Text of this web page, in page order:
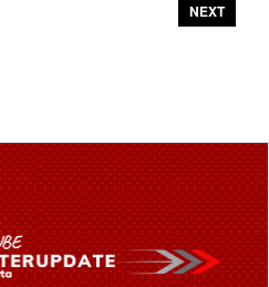
NEXT